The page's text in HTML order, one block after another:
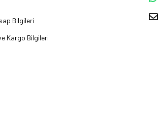
Bilgileri
Kargo Bilgileri